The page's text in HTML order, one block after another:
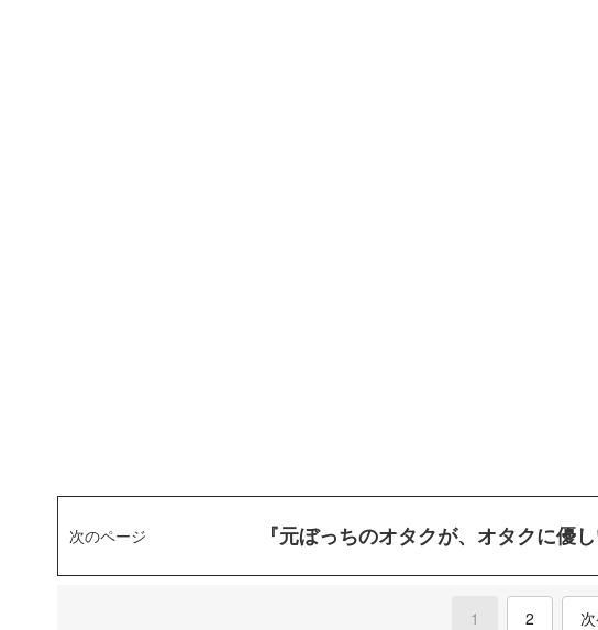
次のページ 『元ぼっちのオタクが、オタクに優
1 (current)
2